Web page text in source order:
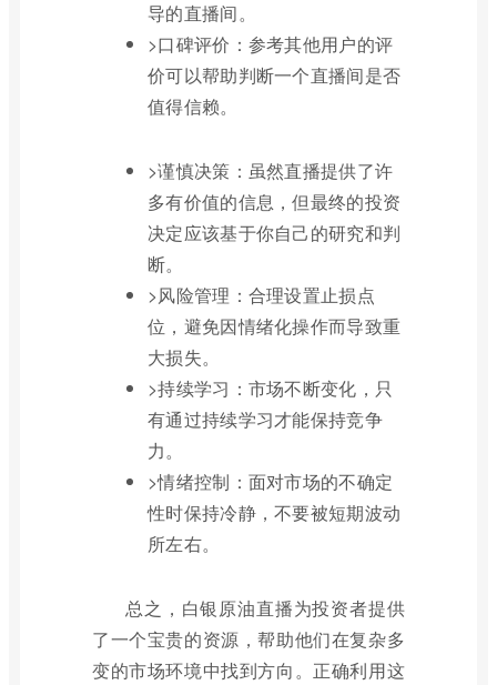
导的直播间。
>口碑评价：参考其他用户的评
价可以帮助判断一个直播间是否
值得信赖。
>谨慎决策：虽然直播提供了许
多有价值的信息，但最终的投资
决定应该基于你自己的研究和判
断。
>风险管理：合理设置止损点
位，避免因情绪化操作而导致重
大损失。
>持续学习：市场不断变化，只
有通过持续学习才能保持竞争
力。
>情绪控制：面对市场的不确定
性时保持冷静，不要被短期波动
所左右。
总之，白银原油直播为投资者提供
了一个宝贵的资源，帮助他们在复杂多
变的市场环境中找到方向。正确利用这